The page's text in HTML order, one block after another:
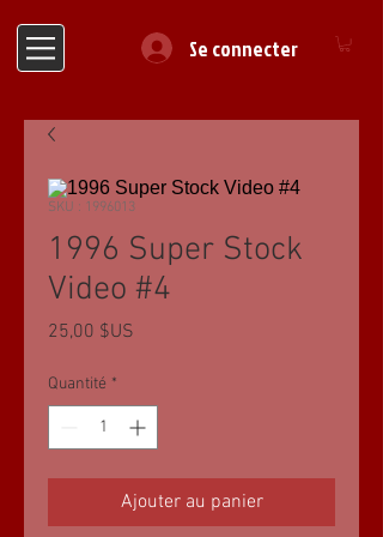
Se connecter
SKU : 1996013
1996 Super Stock
Video #4
25,00 $US
Quantité *
Ajouter au panier